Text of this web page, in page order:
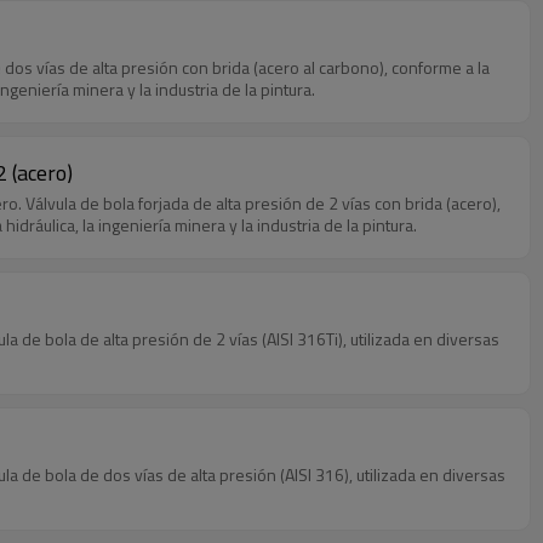
dos vías de alta presión con brida (acero al carbono), conforme a la
minera y la industria de la pintura.
(acero)
Válvula de bola forjada de alta presión de 2 vías con brida (acero),
la ingeniería minera y la industria de la pintura.
de bola de alta presión de 2 vías (AISI 316Ti), utilizada en diversas
de bola de dos vías de alta presión (AISI 316), utilizada en diversas